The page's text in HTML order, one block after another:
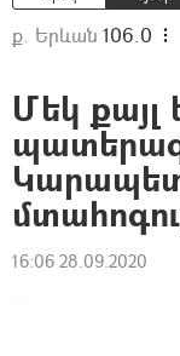
ք. Երևան 106.0
Մեկ քայլ
16:06 28.09.2020